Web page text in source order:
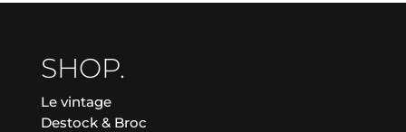
SHOP.
Le vintage
Destock & Broc